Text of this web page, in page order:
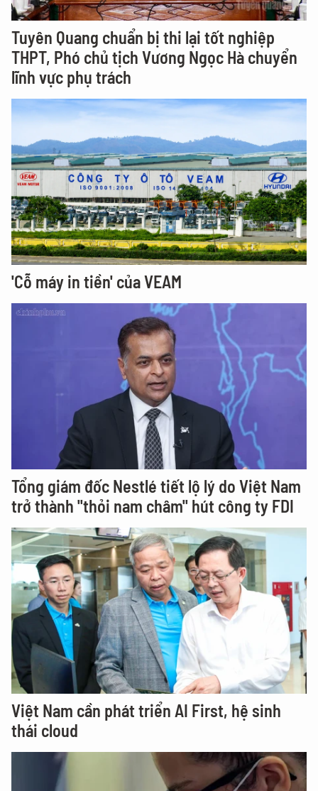
Tuyên Quang chuẩn bị thi lại tốt nghiệp
THPT, Phó chủ tịch Vương Ngọc Hà chuyển
lĩnh vực phụ trách
'Cỗ máy in tiền' của VEAM
Tổng giám đốc Nestlé tiết lộ lý do Việt Nam
trở thành "thỏi nam châm" hút công ty FDI
Việt Nam cần phát triển AI First, hệ sinh
thái cloud